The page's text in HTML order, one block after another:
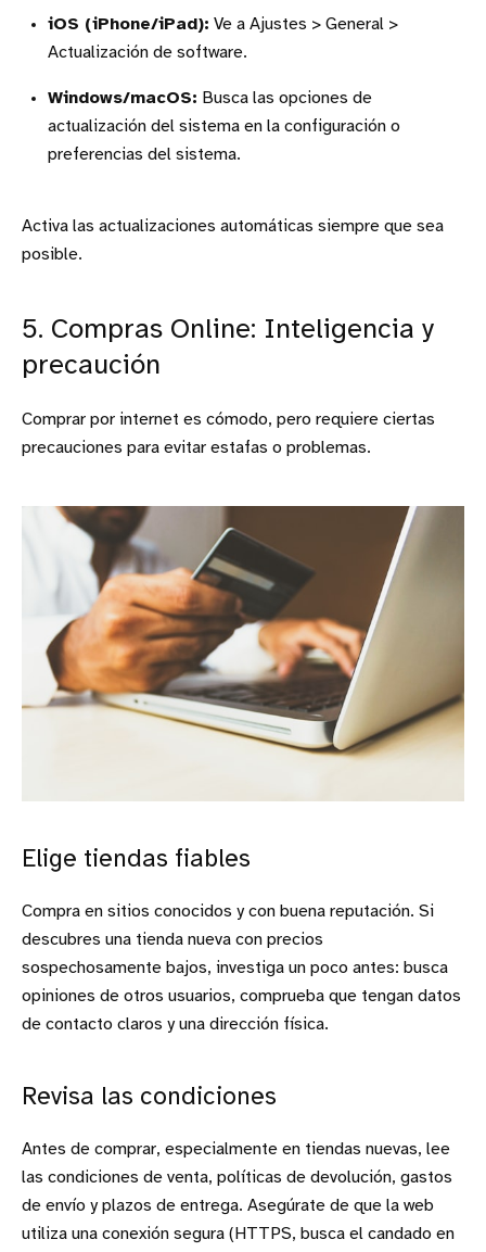
iOS (iPhone/iPad): Ve a Ajustes > General >
Actualización de software.
Windows/macOS: Busca las opciones de
actualización del sistema en la configuración o
preferencias del sistema.
Activa las actualizaciones automáticas siempre que sea
posible.
5. Compras Online: Inteligencia y
precaución
Comprar por internet es cómodo, pero requiere ciertas
precauciones para evitar estafas o problemas.
Elige tiendas fiables
Compra en sitios conocidos y con buena reputación. Si
descubres una tienda nueva con precios
sospechosamente bajos, investiga un poco antes: busca
opiniones de otros usuarios, comprueba que tengan datos
de contacto claros y una dirección física.
Revisa las condiciones
Antes de comprar, especialmente en tiendas nuevas, lee
las condiciones de venta, políticas de devolución, gastos
de envío y plazos de entrega. Asegúrate de que la web
utiliza una conexión segura (HTTPS, busca el candado en